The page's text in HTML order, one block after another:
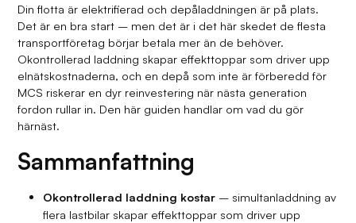
Din flotta är elektrifierad och depåladdningen är på plats.
Det är en bra start – men det är i det här skedet de flesta
transportföretag börjar betala mer än de behöver.
Okontrollerad laddning skapar effekttoppar som driver upp
elnätskostnaderna, och en depå som inte är förberedd för
MCS riskerar en dyr reinvestering när nästa generation
fordon rullar in. Den här guiden handlar om vad du gör
härnäst.
Sammanfattning
Okontrollerad laddning kostar – simultanladdning av
flera lastbilar skapar effekttoppar som driver upp